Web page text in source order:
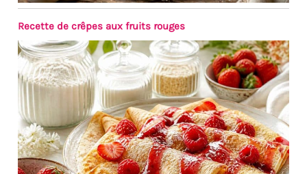
d'utilisation, elle passe au
lave-vaisselle et vous fait
l'énergie dans la cuisine.
Utilisation polyvalente: Ces
pelles à tarte conviennent
aussi bien pour les ménages
que pour les restaurants, les
cafés et les services de
restauration. Lors de fêtes
privées, vous pouvez l'utiliser
pour servir des tartes et des
Recette de crêpes aux fruits rouges